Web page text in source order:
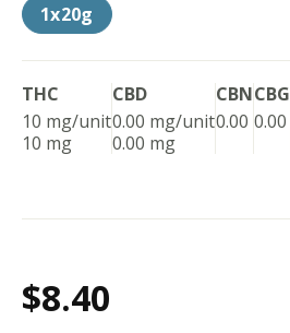
1x20g
THC
10 mg/unit
10 mg
CBD
0.00 mg/unit
0.00 mg
CBN
0.00
CBG
0.00
$8.40